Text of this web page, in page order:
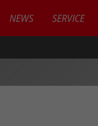
NEWS SERVICE